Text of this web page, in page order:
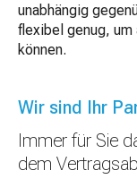
unabhängig
flexibel genug, um
können.
Wir sind Ihr
Immer für Sie
dem